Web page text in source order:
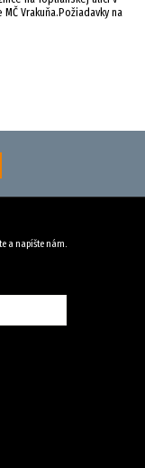
Vrakuňa.Požiadavky na
a napíšte nám.